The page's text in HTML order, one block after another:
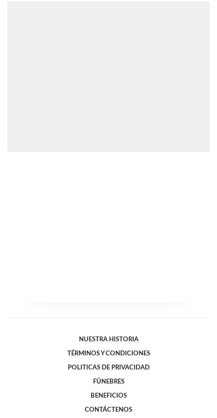
NUESTRA HISTORIA
TÉRMINOS Y CONDICIONES
POLITICAS DE PRIVACIDAD
FÚNEBRES
BENEFICIOS
CONTÁCTENOS